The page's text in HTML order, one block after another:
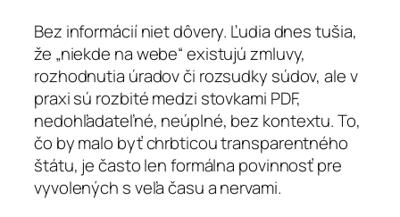
Bez informácií niet dôvery. Ľudia dnes tušia,
že „niekde na webe“ existujú zmluvy,
rozhodnutia úradov či rozsudky súdov, ale v
praxi sú rozbité medzi stovkami PDF,
nedohľadateľné, neúplné, bez kontextu. To,
čo by malo byť chrbticou transparentného
štátu, je často len formálna povinnosť pre
vyvolených s veľa času a nervami.